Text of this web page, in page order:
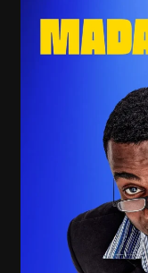
CANADIEN
D’ORIGINE
HAÏTIENNE